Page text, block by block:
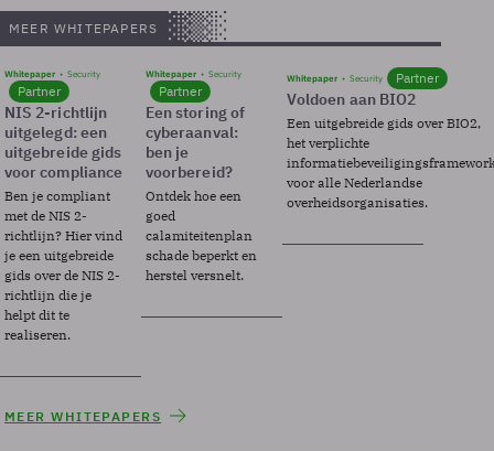
MEER WHITEPAPERS
Whitepaper Security
Partner
NIS 2-richtlijn
uitgelegd: een
uitgebreide gids
voor compliance
Ben je compliant
met de NIS 2-
richtlijn? Hier vind
je een uitgebreide
gids over de NIS 2-
richtlijn die je
helpt dit te
realiseren.
Whitepaper Security
Partner
Een storing of
cyberaanval:
ben je
voorbereid?
Ontdek hoe een
goed
calamiteitenplan
schade beperkt en
herstel versnelt.
Whitepaper Security Partner
Voldoen aan BIO2
Een uitgebreide gids over BIO2,
het verplichte
voor alle Nederlandse
overheidsorganisaties.
MEER WHITEPAPERS